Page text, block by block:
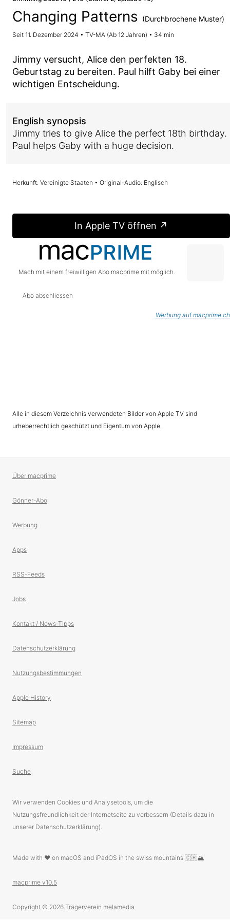
Changing Patterns (Durchbrochene Muster)
Seit 11. Dezember 2024 • TV-MA (Ab 12 Jahren) • 34 min
Jimmy versucht, Alice den perfekten 18.
Geburtstag zu bereiten. Paul hilft Gaby bei einer
wichtigen Entscheidung.
English synopsis
Jimmy tries to give Alice the perfect 18th birthday.
Paul helps Gaby with a huge decision.
Herkunft: Vereinigte Staaten • Original-Audio: Englisch
In Apple TV öffnen ↗
Mach mit einem freiwilligen Abo macprime mit möglich.
Abo abschliessen
Werbung auf macprime.ch
Alle in diesem Verzeichnis verwendeten Bilder von Apple TV sind
urheberrechtlich geschützt und Eigentum von Apple.
Über macprime
Gönner-Abo
Werbung
Apps
RSS-Feeds
Jobs
Kontakt / News-Tipps
Datenschutzerklärung
Nutzungsbestimmungen
Apple History
Sitemap
Impressum
Suche
Wir verwenden Cookies und Analysetools, um die
Nutzungsfreundlichkeit der Internetseite zu verbessern (Details dazu in
unserer Datenschutzerklärung).
Made with ❤️ on macOS and iPadOS in the swiss mountains 🇨🇭🏔
macprime v10.5
Copyright © 2026 Trägerverein melamedia